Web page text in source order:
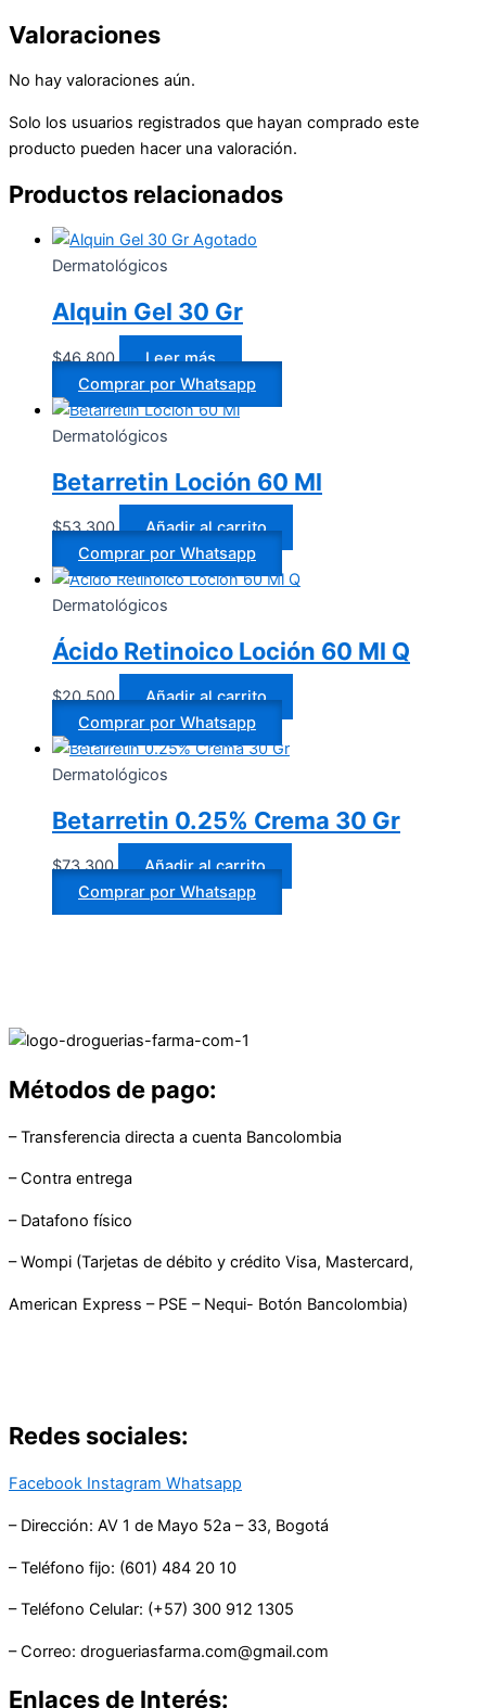
Valoraciones
No hay valoraciones aún.
Solo los usuarios registrados que hayan comprado este
producto pueden hacer una valoración.
Productos relacionados
Agotado
Dermatológicos
Alquin Gel 30 Gr
$46.800
Leer más
Comprar por Whatsapp
Dermatológicos
Betarretin Loción 60 Ml
$53.300
Añadir al carrito
Comprar por Whatsapp
Dermatológicos
Ácido Retinoico Loción 60 Ml Q
$20.500
Añadir al carrito
Comprar por Whatsapp
Dermatológicos
Betarretin 0.25% Crema 30 Gr
$73.300
Añadir al carrito
Comprar por Whatsapp
Métodos de pago:
– Transferencia directa a cuenta Bancolombia
– Contra entrega
– Datafono físico
– Wompi (Tarjetas de débito y crédito Visa, Mastercard,
American Express – PSE – Nequi- Botón Bancolombia)
Redes sociales:
Facebook Instagram Whatsapp
– Dirección: AV 1 de Mayo 52a – 33, Bogotá
– Teléfono fijo: (601) 484 20 10
– Teléfono Celular: (+57) 300 912 1305
– Correo: drogueriasfarma.com@gmail.com
Enlaces de Interés: